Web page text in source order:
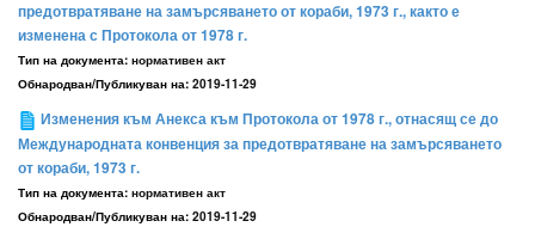
предотвратяване на замърсяването от кораби, 1973 г., както е
изменена с Протокола от 1978 г.
Тип на документа: нормативен акт
Обнародван/Публикуван на: 2019-11-29
Изменения към Анекса към Протокола от 1978 г., отнасящ се до
Международната конвенция за предотвратяване на замърсяването
от кораби, 1973 г.
Тип на документа: нормативен акт
Обнародван/Публикуван на: 2019-11-29